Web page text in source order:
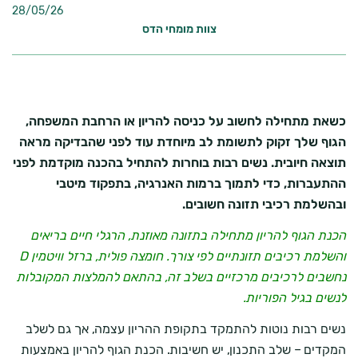
צוות מומחי הדס
28/05/26
כשאת מתחילה לחשוב על כניסה להריון או הרחבת המשפחה,
הגוף שלך זקוק לתשומת לב מיוחדת עוד לפני שהבדיקה מראה
תוצאה חיובית. נשים רבות בוחרות להתחיל בהכנה מוקדמת לפני
ההתעברות, כדי לתמוך ברמות האנרגיה, בתפקוד מיטבי
ובהשלמת רכיבי תזונה חשובים.
הכנת הגוף להריון מתחילה בתזונה מאוזנת, הרגלי חיים בריאים
והשלמת רכיבים תזונתיים לפי צורך. חומצה פולית, ברזל וויטמין D
נחשבים לרכיבים מרכזיים בשלב זה, בהתאם להמלצות המקובלות
לנשים בגיל הפוריות.
נשים רבות נוטות להתמקד בתקופת ההריון עצמה, אך גם לשלב
המקדים – שלב התכנון, יש חשיבות. הכנת הגוף להריון באמצעות